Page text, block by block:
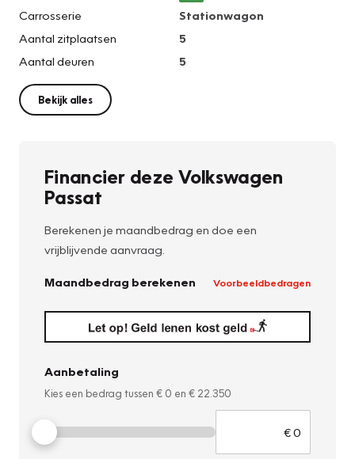
Carrosserie
Stationwagon
Aantal zitplaatsen
5
Aantal deuren
5
Bekijk alles
Financier deze Volkswagen
Passat
Berekenen je maandbedrag en doe een
vrijblijvende aanvraag.
Maandbedrag berekenen Voorbeeldbedragen
Aanbetaling
Kies een bedrag tussen € 0 en € 22.350